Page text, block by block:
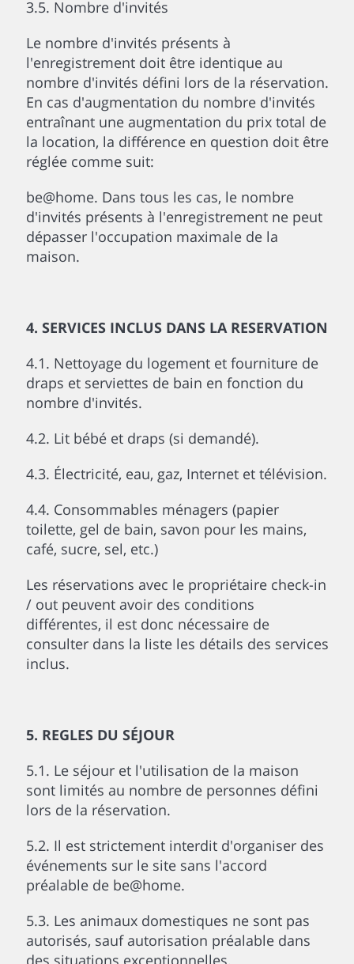
3.5. Nombre d'invités
Le nombre d'invités présents à
l'enregistrement doit être identique au
nombre d'invités défini lors de la réservation.
En cas d'augmentation du nombre d'invités
entraînant une augmentation du prix total de
la location, la différence en question doit être
réglée comme suit:
be@home. Dans tous les cas, le nombre
d'invités présents à l'enregistrement ne peut
dépasser l'occupation maximale de la
maison.
4. SERVICES INCLUS DANS LA RESERVATION
4.1. Nettoyage du logement et fourniture de
draps et serviettes de bain en fonction du
nombre d'invités.
4.2. Lit bébé et draps (si demandé).
4.3. Électricité, eau, gaz, Internet et télévision.
4.4. Consommables ménagers (papier
toilette, gel de bain, savon pour les mains,
café, sucre, sel, etc.)
Les réservations avec le propriétaire check-in
/ out peuvent avoir des conditions
différentes, il est donc nécessaire de
consulter dans la liste les détails des services
inclus.
5. REGLES DU SÉJOUR
5.1. Le séjour et l'utilisation de la maison
sont limités au nombre de personnes défini
lors de la réservation.
5.2. Il est strictement interdit d'organiser des
événements sur le site sans l'accord
préalable de be@home.
5.3. Les animaux domestiques ne sont pas
autorisés, sauf autorisation préalable dans
des situations exceptionnelles.